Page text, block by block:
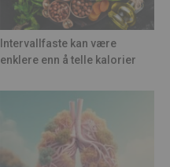
Intervallfaste kan være
enklere enn å telle kalorier